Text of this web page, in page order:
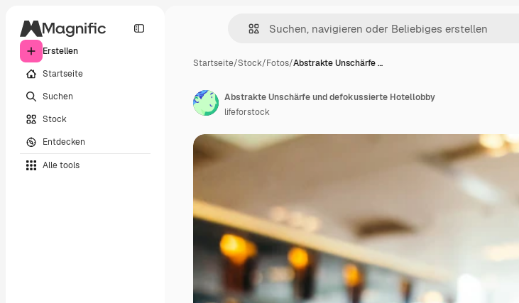
Erstellen
Startseite
Suchen
Stock
Entdecken
Alle tools
Startseite/Stock/Fotos/Abstrakte Unschärfe …
Abstrakte Unschärfe und defokussierte Hotellobby
lifeforstock